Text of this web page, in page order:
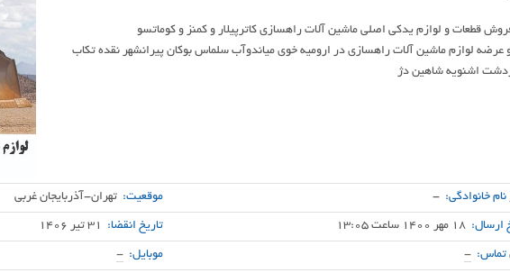
لوازم ماشین آلات راهسازی در ارومیه خوی میاندوآب سلماس بوکان پیرانشهر نقده تکاب
اشنویه شاهین دژ
نام خانوادگی: - موقعیت: تهران-آذربایجان غربی
ارسال: 18 مهر 1400 ساعت 13:05 تاریخ انقضا: 31 تیر 1406
تماس: - موبایل: -